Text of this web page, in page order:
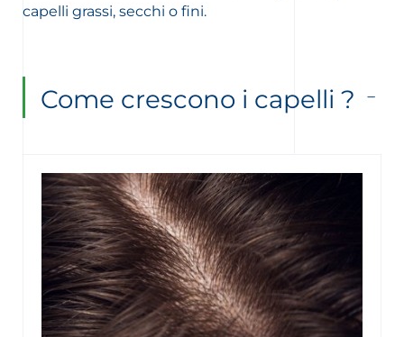
capelli grassi, secchi o fini.
Come crescono i capelli ?